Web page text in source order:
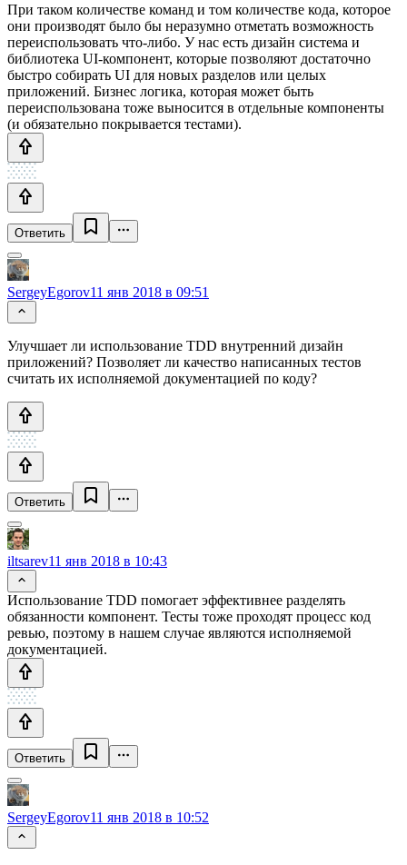
При таком количестве команд и том количестве кода, которое
они производят было бы неразумно отметать возможность
переиспользовать что-либо. У нас есть дизайн система и
библиотека UI-компонент, которые позволяют достаточно
быстро собирать UI для новых разделов или целых
приложений. Бизнес логика, которая может быть
переиспользована тоже выносится в отдельные компоненты
(и обязательно покрывается тестами).
Ответить
SergeyEgorov11 янв 2018 в 09:51
Улучшает ли использование TDD внутренний дизайн
приложений? Позволяет ли качество написанных тестов
считать их исполняемой документацией по коду?
Ответить
iltsarev11 янв 2018 в 10:43
Использование TDD помогает эффективнее разделять
обязанности компонент. Тесты тоже проходят процесс код
ревью, поэтому в нашем случае являются исполняемой
документацией.
Ответить
SergeyEgorov11 янв 2018 в 10:52